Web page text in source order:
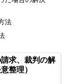
法
求、裁判の解
整理）